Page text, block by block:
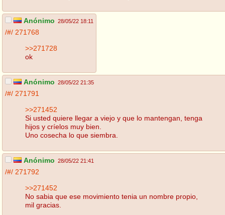
Anónimo 28/05/22 18:11
/#/ 271768
>>271728
ok
Anónimo 28/05/22 21:35
/#/ 271791
>>271452
Si usted quiere llegar a viejo y que lo mantengan, tenga
hijos y críelos muy bien.
Uno cosecha lo que siembra.
Anónimo 28/05/22 21:41
/#/ 271792
>>271452
No sabia que ese movimiento tenia un nombre propio,
mil gracias.